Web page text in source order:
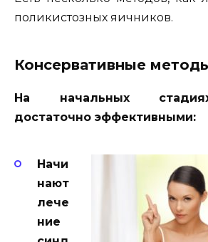
поликистозных яичников.
Консервативные
На начальных
достаточно эффективными:
Начи
нают
лече
ние